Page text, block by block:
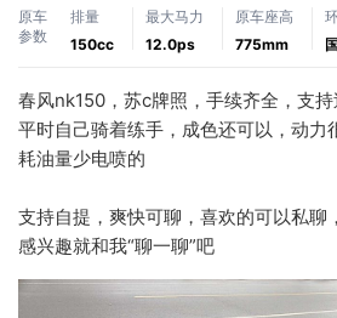
原车
参数
排量
150cc
最大马力
12.0ps
原车座高
775mm
春风nk150，苏c牌照，手续齐全，支持
平时自己骑着练手，成色还可以，动力
耗油量少电喷的
支持自提，爽快可聊，喜欢的可以私聊
感兴趣就和我“聊一聊”吧